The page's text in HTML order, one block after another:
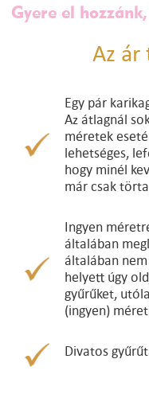
Gyere el
Az ár
Egy pár
Az átlagnál
méretek
lehetséges,
hogy minél
már csak
Ingyen
általában
általában
helyett úgy
gyűrűket,
(ingyen)
Divatos